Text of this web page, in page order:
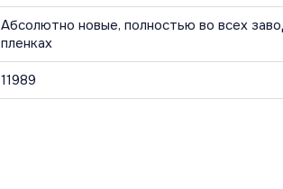
Абсолютно новые, полностью во всех
пленках
11989